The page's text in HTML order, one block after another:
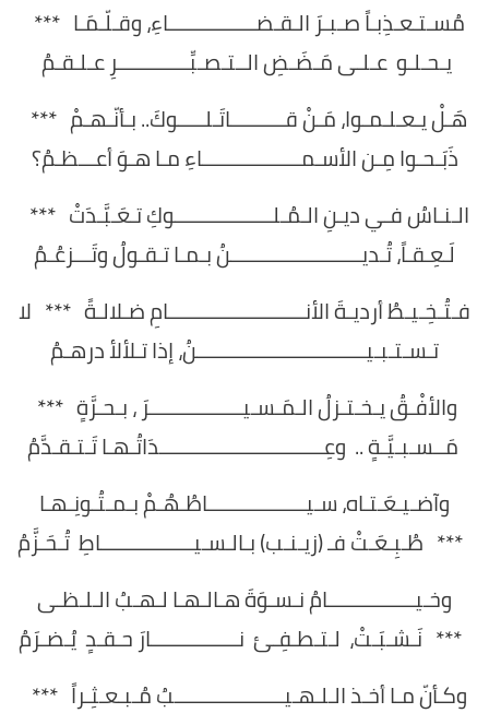
مُسـتـعـذِبـاً صـبـرَ الـقـضــــــــــــــــاءِ، وقـلّـمَـا ***
يـحـلـو عـلـى مَـضَـضِ الــتـصـبِّـــــــــــــرِ عـلـقـمُ
هَـلْ يـعـلـمـوا، مَـنْ قــــــــــاتَـلـــــوكَ.. بـأنّـهـمْ ***
ذَبَـحـوا مِـن الأسـمــــــــــــــــــاءِ مـا هـوَ أعـــظـمُ؟
الـنـاسُ فـي ديـنِ الـمُـلــــــــــــــــــوكِ تـعَـبَّـدَتْ ***
لَـعِـقـاً، تُـديــــــــــــــــــــــــنُ بـمـا تـقـولُ وتَـــزعُـمُ
فـتُـخِـيـطُ أرديـةَ الأنـــــــــــــــــــــــــامِ ضـلالـةً *** لا
تـسـتـبـيـــــــــــــــــــــــــــــــنُ، إذا تـلألأ درهـمُ
والأفْـقُ يـخـتـزلُ الـمَـسـيـــــــــــــــــرَ ، بـحـرَّةٍ ***
مَــسـبـيَّـةٍ .. وعِــــــــــــــــــــــــــــــدَاتُـهـا تَـتـقـدَّمُ
وآضـيـعَـتـاه، سـيــــــــــــــــــاطُـهُـمْ بـمـتُـونِـهـا
*** طُـبِـعَـتْ فـ (زيـنـب) بـالـسـيـــــــــــــــــاطِ تُـحَـزَّمُ
وخـيــــــــــــــــامُ نـسـوَةَ هـالـهـا لـهـبُ الـلـظـى
*** نَـشـبَـتْ، لـتـطـفِـئ نــــــــــــــــارَ حـقـدٍ يُـضـرَمُ
وكـأنّ مـا أخـذ الـلـهـيــــــــــــــــــــبُ مُـبـعـثِـراً ***